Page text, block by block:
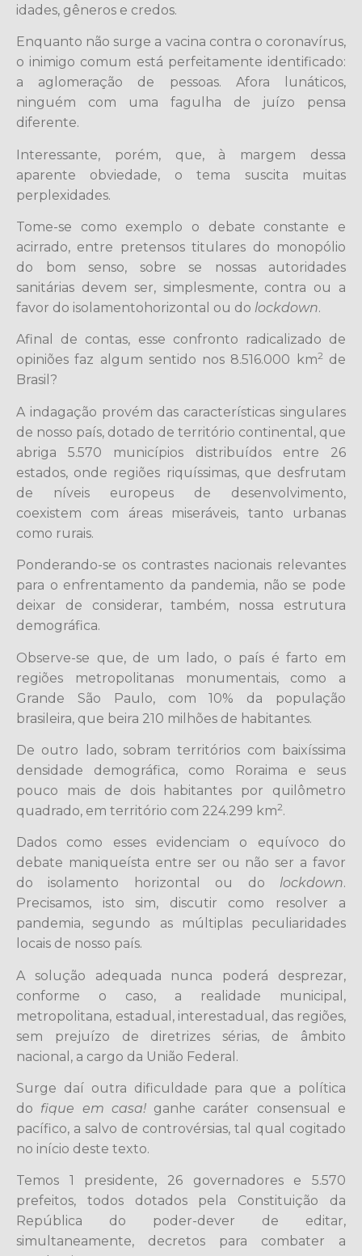
idades, gêneros e credos.
Enquanto não surge a vacina contra o coronavírus,
o inimigo comum está perfeitamente identificado:
a aglomeração de pessoas. Afora lunáticos,
ninguém com uma fagulha de juízo pensa
diferente.
Interessante, porém, que, à margem dessa
aparente obviedade, o tema suscita muitas
perplexidades.
Tome-se como exemplo o debate constante e
acirrado, entre pretensos titulares do monopólio
do bom senso, sobre se nossas autoridades
sanitárias devem ser, simplesmente, contra ou a
favor do isolamentohorizontal ou do lockdown.
Afinal de contas, esse confronto radicalizado de
opiniões faz algum sentido nos 8.516.000 km2de
Brasil?
A indagação provém das características singulares
de nosso país, dotado de território continental, que
abriga 5.570 municípios distribuídos entre 26
estados, onde regiões riquíssimas, que desfrutam
de níveis europeus de desenvolvimento,
coexistem com áreas miseráveis, tanto urbanas
como rurais.
Ponderando-se os contrastes nacionais relevantes
para o enfrentamento da pandemia, não se pode
deixar de considerar, também, nossa estrutura
demográfica.
Observe-se que, de um lado, o país é farto em
regiões metropolitanas monumentais, como a
Grande São Paulo, com 10% da população
brasileira, que beira 210 milhões de habitantes.
De outro lado, sobram territórios com baixíssima
densidade demográfica, como Roraima e seus
pouco mais de dois habitantes por quilômetro
quadrado, em território com 224.299 km2.
Dados como esses evidenciam o equívoco do
debate maniqueísta entre ser ou não ser a favor
do isolamento horizontal ou do lockdown.
Precisamos, isto sim, discutir como resolver a
pandemia, segundo as múltiplas peculiaridades
locais de nosso país.
A solução adequada nunca poderá desprezar,
conforme o caso, a realidade municipal,
metropolitana, estadual, interestadual, das regiões,
sem prejuízo de diretrizes sérias, de âmbito
nacional, a cargo da União Federal.
Surge daí outra dificuldade para que a política
do fique em casa!ganhe caráter consensual e
pacífico, a salvo de controvérsias, tal qual cogitado
no início deste texto.
Temos 1 presidente, 26 governadores e 5.570
prefeitos, todos dotados pela Constituição da
República do poder-dever de editar,
simultaneamente, decretos para combater a